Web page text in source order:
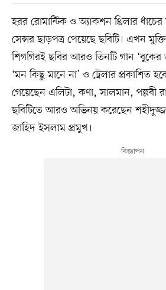
হরর রোমান্টিক ও অ্যাকশন থ্রিলার
সেন্সর ছাড়পত্র পেয়েছে ছবিটি। এখন
শিগগিরই ছবির আরও তিনটি গান ‘বুকের
‘মন কিছু মানে না’ ও ট্রেলার প্রকাশিত
গেয়েছেন এলিটা, কণা, সালমান,
ছবিটিতে আরও অভিনয় করেছেন
জাহিদ ইসলাম প্রমুখ।